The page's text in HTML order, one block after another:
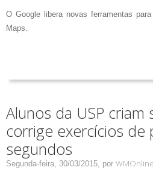
O Google libera novas ferramentas
Maps.
Alunos da USP criam
corrige exercícios de
segundos
Segunda-feira, 30/03/2015, por WMOnline